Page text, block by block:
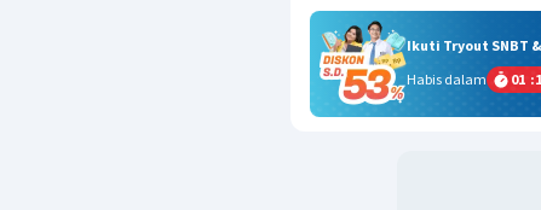
Ikuti Tryout SNBT
Habis dalam
01 :